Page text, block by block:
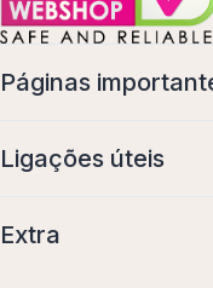
Páginas
Ligações úteis
Extra